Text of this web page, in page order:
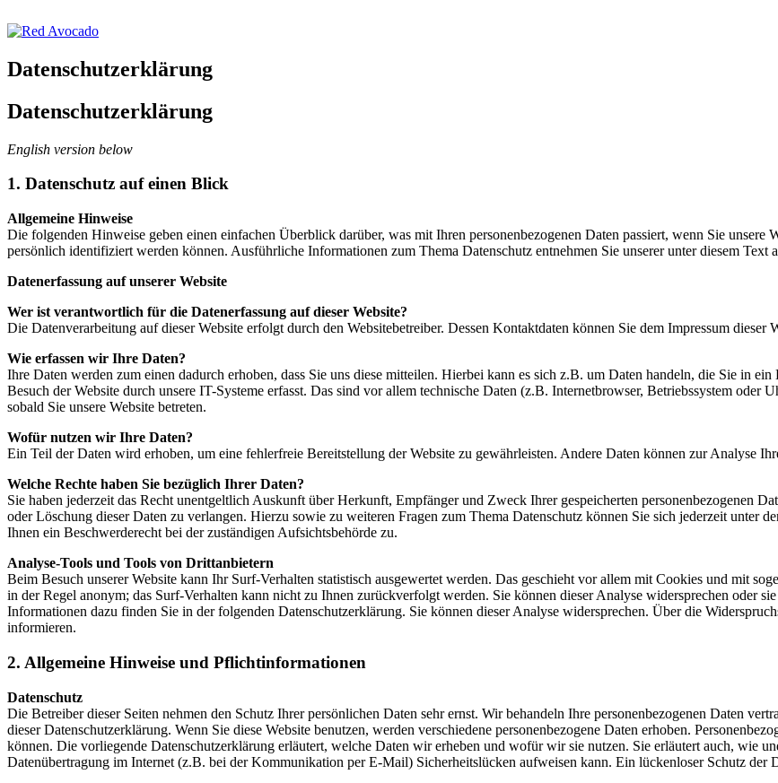
to
Red Avocado
Datenschutzerklärung
Datenschutzerklärung
English version below
1. Datenschutz auf einen Blick
Allgemeine Hinweise
Die folgenden Hinweise geben einen einfachen Überblick darüber, was mit Ihren personenbezogenen Daten passiert, wenn Sie unsere
persönlich identifiziert werden können. Ausführliche Informationen zum Thema Datenschutz entnehmen Sie unserer unter diesem Text
Datenerfassung auf unserer Website
Wer ist verantwortlich für die Datenerfassung auf dieser Website?
Die Datenverarbeitung auf dieser Website erfolgt durch den Websitebetreiber. Dessen Kontaktdaten können Sie dem Impressum dieser
Wie erfassen wir Ihre Daten?
Ihre Daten werden zum einen dadurch erhoben, dass Sie uns diese mitteilen. Hierbei kann es sich z.B. um Daten handeln, die Sie in
Besuch der Website durch unsere IT-Systeme erfasst. Das sind vor allem technische Daten (z.B. Internetbrowser, Betriebssystem oder
sobald Sie unsere Website betreten.
Wofür nutzen wir Ihre Daten?
Ein Teil der Daten wird erhoben, um eine fehlerfreie Bereitstellung der Website zu gewährleisten. Andere Daten können zur Analyse
Welche Rechte haben Sie bezüglich Ihrer Daten?
Sie haben jederzeit das Recht unentgeltlich Auskunft über Herkunft, Empfänger und Zweck Ihrer gespeicherten personenbezogenen
oder Löschung dieser Daten zu verlangen. Hierzu sowie zu weiteren Fragen zum Thema Datenschutz können Sie sich jederzeit unter
Ihnen ein Beschwerderecht bei der zuständigen Aufsichtsbehörde zu.
Analyse-Tools und Tools von Drittanbietern
Beim Besuch unserer Website kann Ihr Surf-Verhalten statistisch ausgewertet werden. Das geschieht vor allem mit Cookies und mit
in der Regel anonym; das Surf-Verhalten kann nicht zu Ihnen zurückverfolgt werden. Sie können dieser Analyse widersprechen oder
Informationen dazu finden Sie in der folgenden Datenschutzerklärung. Sie können dieser Analyse widersprechen. Über die
informieren.
2. Allgemeine Hinweise und Pflichtinformationen
Datenschutz
Die Betreiber dieser Seiten nehmen den Schutz Ihrer persönlichen Daten sehr ernst. Wir behandeln Ihre personenbezogenen Daten
dieser Datenschutzerklärung. Wenn Sie diese Website benutzen, werden verschiedene personenbezogene Daten erhoben.
können. Die vorliegende Datenschutzerklärung erläutert, welche Daten wir erheben und wofür wir sie nutzen. Sie erläutert auch, wie
Datenübertragung im Internet (z.B. bei der Kommunikation per E-Mail) Sicherheitslücken aufweisen kann. Ein lückenloser Schutz